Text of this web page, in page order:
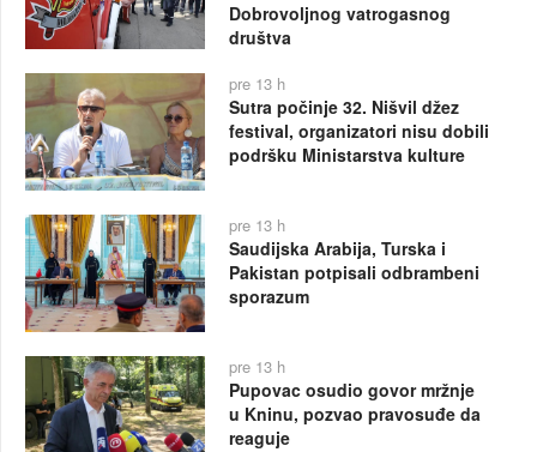
Dobrovoljnog vatrogasnog
društva
pre 13 h
Sutra počinje 32. Nišvil džez
festival, organizatori nisu dobili
podršku Ministarstva kulture
pre 13 h
Saudijska Arabija, Turska i
Pakistan potpisali odbrambeni
sporazum
pre 13 h
Pupovac osudio govor mržnje
u Kninu, pozvao pravosuđe da
reaguje